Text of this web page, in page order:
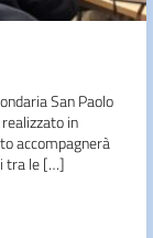
San Paolo
in
accompagnerà
tra le […]